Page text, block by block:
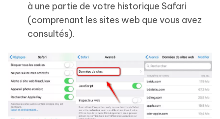
à une partie de votre historique Safari
(comprenant les sites web que vous avez
consultés).